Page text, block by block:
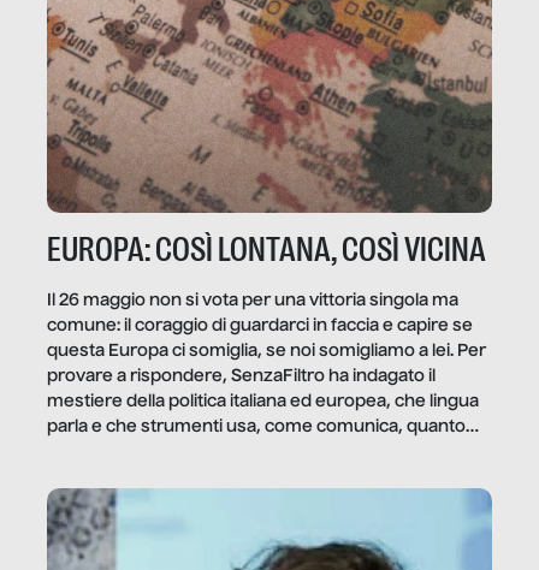
EUROPA: COSÌ LONTANA, COSÌ VICINA
Il 26 maggio non si vota per una vittoria singola ma
comune: il coraggio di guardarci in faccia e capire se
questa Europa ci somiglia, se noi somigliamo a lei. Per
provare a rispondere, SenzaFiltro ha indagato il
mestiere della politica italiana ed europea, che lingua
parla e che strumenti usa, come comunica, quanto